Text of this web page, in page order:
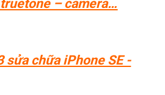
– camera…
sửa chữa iPhone SE -